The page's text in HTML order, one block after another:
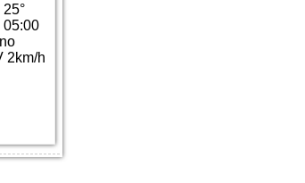
25°
05:00
2km/h